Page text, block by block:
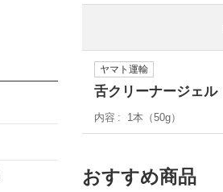
ヤマト運輸
舌クリーナージェル
内容 1本（50g）
おすすめ商品